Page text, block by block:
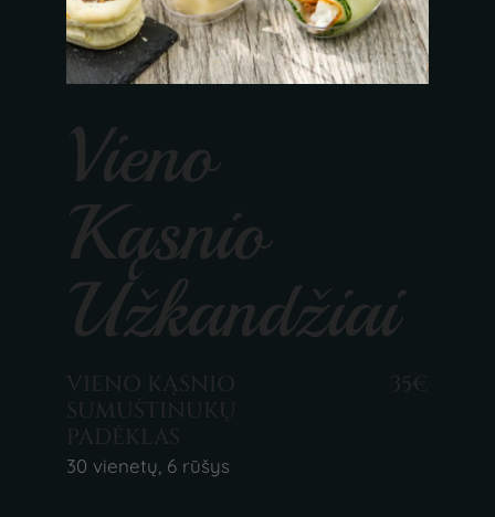
Vieno
Kąsnio
Užkandžiai
VIENO KĄSNIO
SUMUŠTINUKŲ
PADĖKLAS
35€
30 vienetų, 6 rūšys